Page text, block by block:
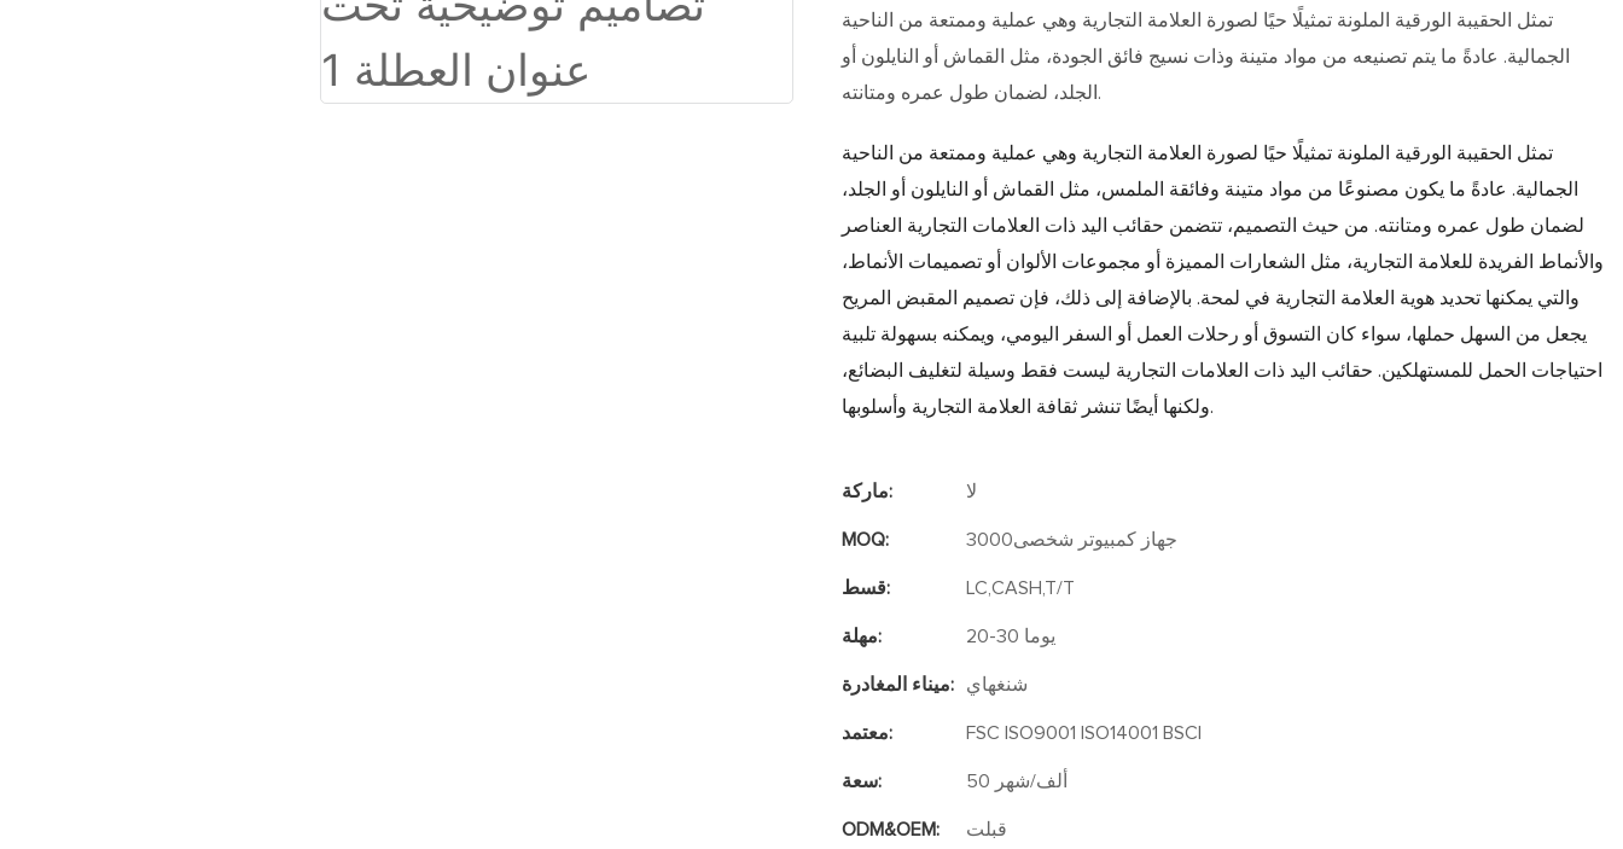
تمثل الحقيبة الورقية الملونة تمثيلًا حيًا لصورة العلامة التجارية وهي عملية وممتعة من الناحية
الجمالية. عادةً ما يتم تصنيعه من مواد متينة وذات نسيج فائق الجودة، مثل القماش أو النايلون أو
الجلد، لضمان طول عمره ومتانته.
تمثل الحقيبة الورقية الملونة تمثيلًا حيًا لصورة العلامة التجارية وهي عملية وممتعة من الناحية
الجمالية. عادةً ما يكون مصنوعًا من مواد متينة وفائقة الملمس، مثل القماش أو النايلون أو الجلد،
لضمان طول عمره ومتانته. من حيث التصميم، تتضمن حقائب اليد ذات العلامات التجارية العناصر
والأنماط الفريدة للعلامة التجارية، مثل الشعارات المميزة أو مجموعات الألوان أو تصميمات الأنماط،
والتي يمكنها تحديد هوية العلامة التجارية في لمحة. بالإضافة إلى ذلك، فإن تصميم المقبض المريح
يجعل من السهل حملها، سواء كان التسوق أو رحلات العمل أو السفر اليومي، ويمكنه بسهولة تلبية
احتياجات الحمل للمستهلكين. حقائب اليد ذات العلامات التجارية ليست فقط وسيلة لتغليف البضائع،
ولكنها أيضًا تنشر ثقافة العلامة التجارية وأسلوبها.
ماركة: لا
MOQ: جهاز كمبيوتر شخصى3000
قسط: LC,CASH,T/T
مهلة: 20-30 يوما
ميناء المغادرة: شنغهاي
معتمد: FSC ISO9001 ISO14001 BSCI
سعة: 50 ألف/شهر
ODM&OEM: قبلت